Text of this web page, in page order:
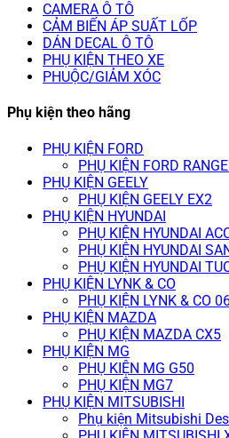
CAMERA Ô TÔ
CẢM BIẾN ÁP SUẤT LỐP
DÁN DECAL Ô TÔ
PHỤ KIỆN THEO XE
PHUỘC/GIẢM XÓC
Phụ kiện theo hãng
PHỤ KIỆN FORD
PHỤ KIỆN FORD
PHỤ KIỆN GEELY
PHỤ KIỆN GEELY EX2
PHỤ KIỆN HYUNDAI
PHỤ KIỆN HYUNDAI
PHỤ KIỆN HYUNDAI
PHỤ KIỆN HYUNDAI
PHỤ KIỆN LYNK & CO
PHỤ KIỆN LYNK & CO
PHỤ KIỆN MAZDA
PHỤ KIỆN MAZDA CX5
PHỤ KIỆN MG
PHỤ KIỆN MG G50
PHỤ KIỆN MG7
PHỤ KIỆN MITSUBISHI
Phụ kiện Mitsubishi